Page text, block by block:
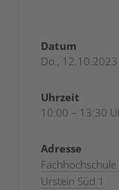
Datum
Do., 12.10.2023
Uhrzeit
10:00 – 13:30
Adresse
Fachhochschule
Urstein Süd 1